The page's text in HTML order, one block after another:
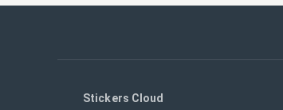
Stickers Cloud